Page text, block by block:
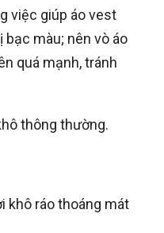
việc giúp áo vest
bạc màu; nên vò áo
quá mạnh, tránh
thông thường.
khô ráo thoáng mát